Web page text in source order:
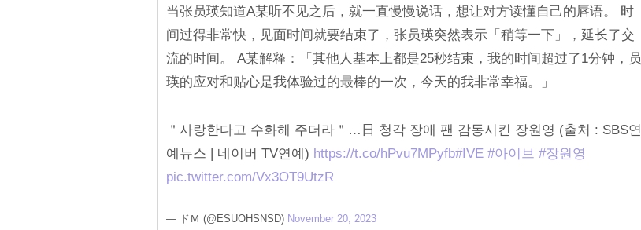
当张员瑛知道A某听不见之后，就一直慢慢说话，想让对方读懂自己的唇语。 时
间过得非常快，见面时间就要结束了，张员瑛突然表示「稍等一下」，延长了交
流的时间。 A某解释：「其他人基本上都是25秒结束，我的时间超过了1分钟，员
瑛的应对和贴心是我体验过的最棒的一次，今天的我非常幸福。」
＂사랑한다고 수화해 주더라＂…日 청각 장애 팬 감동시킨 장원영 (출처 : SBS연
예뉴스 | 네이버 TV연예) https://t.co/hPvu7MPyfb#IVE #아이브 #장원영
pic.twitter.com/Vx3OT9UtzR
— ドＭ (@ESUOHSNSD) November 20, 2023